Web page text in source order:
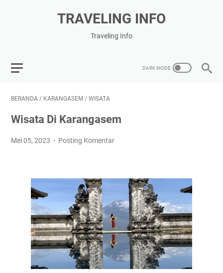
TRAVELING INFO
Traveling Info
BERANDA / KARANGASEM / WISATA
Wisata Di Karangasem
Mei 05, 2023 Posting Komentar